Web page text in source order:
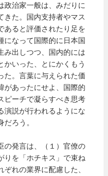
政治家一般は、みだりに
きた。国内支持者やマス
あると評価されたり足を
になって国際的に日本国
み出しつつ、国内的には
いった、とにかくもう
た。言葉に与えられた価
があったにせよ、国際的
ピーチで凝らすべき思考
演説が行われるようにな
ろう。
の発言は、（１）官僚の
りを「ホチキス」で束ね
れの業界に配慮した、